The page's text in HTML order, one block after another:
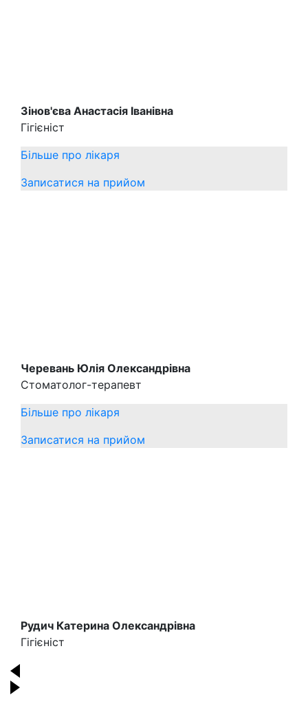
Зінов'єва Анастасія Іванівна
Гігієніст
Більше про лікаря
Записатися на прийом
Черевань Юлія Олександрівна
Стоматолог-терапевт
Більше про лікаря
Записатися на прийом
Рудич Катерина Олександрівна
Гігієніст